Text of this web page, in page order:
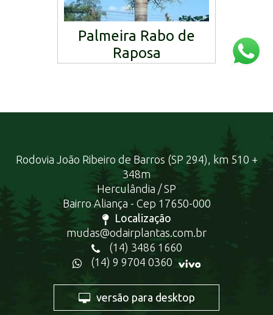
Palmeira Rabo de
Raposa
Rodovia João Ribeiro de Barros (SP 294), km 510 +
348m
Herculândia / SP
Bairro Aliança - Cep 17650-000
Localização
mudas@odairplantas.com.br
(14) 3486 1660
(14) 9 9704 0360
versão para desktop